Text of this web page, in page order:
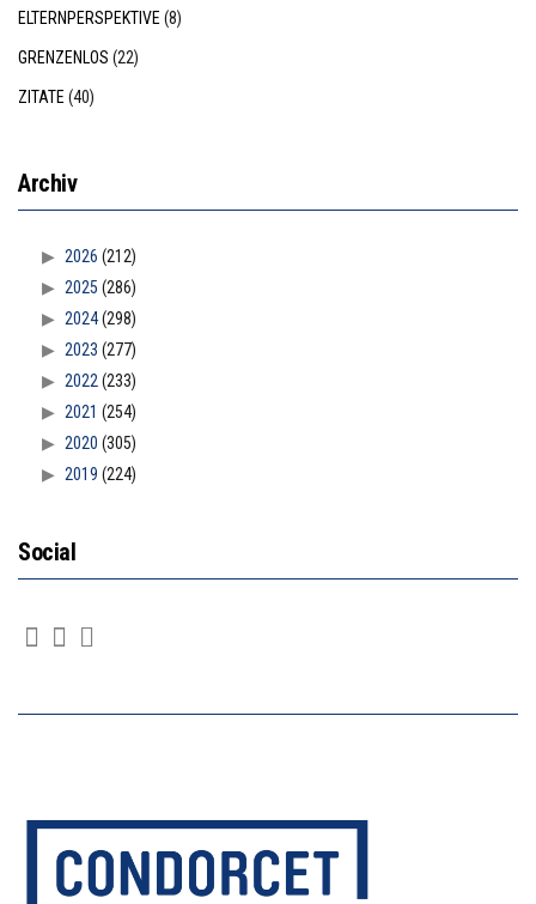
ELTERNPERSPEKTIVE (8)
GRENZENLOS (22)
ZITATE (40)
Archiv
2026 (212)
2025 (286)
2024(298)
2023 (277)
2022 (233)
2021 (254)
2020 (305)
2019 (224)
Social